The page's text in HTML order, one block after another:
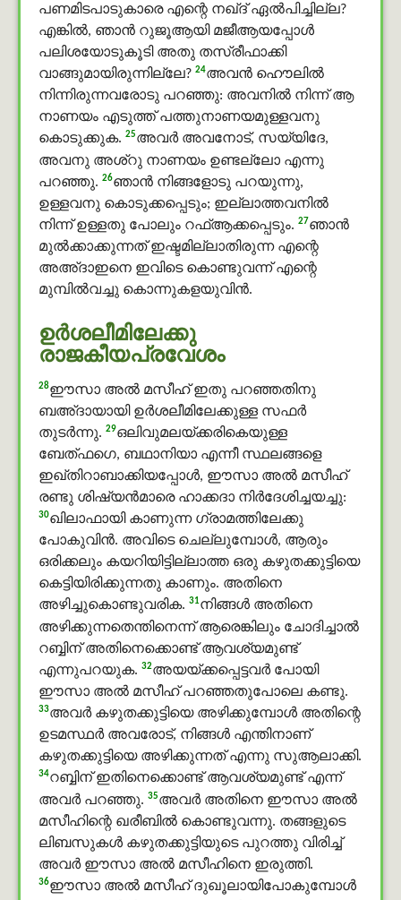
പണമിടപാടുകാരെ എന്റെ നഖ്ദ് ഏല്‍പിച്ചില്ല?
എങ്കില്‍, ഞാന്‍ റുജൂആയി മജീആയപ്പോള്‍
പലിശയോടുകൂടി അതു തസ്രീഫാക്കി
വാങ്ങുമായിരുന്നില്ലേ? 24അവന്‍ ഹൌലിൽ
നിന്നിരുന്നവരോടു പറഞ്ഞു: അവനില്‍ നിന്ന് ആ
നാണയം എടുത്ത് പത്തുനാണയമുള്ളവനു
കൊടുക്കുക. 25അവര്‍ അവനോട്, സയ്യിദേ,
അവനു അശ്റു നാണയം ഉണ്ടല്ലോ എന്നു
പറഞ്ഞു. 26ഞാന്‍ നിങ്ങളോടു പറയുന്നു,
ഉള്ളവനു കൊടുക്കപ്പെടും; ഇല്ലാത്തവനില്‍
നിന്ന് ഉള്ളതു പോലും റഫ്ആക്കപ്പെടും. 27ഞാന്‍
മുൽക്കാക്കുന്നത് ഇഷ്ടമില്ലാതിരുന്ന എന്റെ
അഅ്ദാഇനെ ഇവിടെ കൊണ്ടുവന്ന് എന്റെ
മുമ്പില്‍വച്ചു കൊന്നുകളയുവിന്‍.
ഉർശലീമിലേക്കു
രാജകീയപ്രവേശം
28ഈസാ അൽ മസീഹ് ഇതു പറഞ്ഞതിനു
ബഅ്ദായായി ഉർശലീമിലേക്കുള്ള സഫർ
തുടര്‍ന്നു. 29ഒലിവുമലയ്ക്കരികെയുള്ള
ബേത്ഫഗെ, ബഥാനിയാ എന്നീ സ്ഥലങ്ങളെ
ഇഖ്തിറാബാക്കിയപ്പോള്‍, ഈസാ അൽ മസീഹ്
രണ്ടു ശിഷ്യന്‍മാരെ ഹാക്കദാ നിര്‍ദേശിച്ചയച്ചു:
30ഖിലാഫായി കാണുന്ന ഗ്രാമത്തിലേക്കു
പോകുവിന്‍. അവിടെ ചെല്ലുമ്പോള്‍, ആരും
ഒരിക്കലും കയറിയിട്ടില്ലാത്ത ഒരു കഴുതക്കുട്ടിയെ
കെട്ടിയിരിക്കുന്നതു കാണും. അതിനെ
അഴിച്ചുകൊണ്ടുവരിക. 31നിങ്ങള്‍ അതിനെ
അഴിക്കുന്നതെന്തിനെന്ന് ആരെങ്കിലും ചോദിച്ചാല്‍
റബ്ബിന് അതിനെക്കൊണ്ട് ആവശ്യമുണ്ട്
എന്നുപറയുക. 32അയയ്ക്കപ്പെട്ടവര്‍ പോയി
ഈസാ അൽ മസീഹ് പറഞ്ഞതുപോലെ കണ്ടു.
33അവര്‍ കഴുതക്കുട്ടിയെ അഴിക്കുമ്പോള്‍ അതിന്റെ
ഉടമസ്ഥര്‍ അവരോട്, നിങ്ങള്‍ എന്തിനാണ്
കഴുതക്കുട്ടിയെ അഴിക്കുന്നത് എന്നു സുആലാക്കി.
34റബ്ബിന് ഇതിനെക്കൊണ്ട് ആവശ്യമുണ്ട് എന്ന്
അവര്‍ പറഞ്ഞു. 35അവര്‍ അതിനെ ഈസാ അൽ
മസീഹിന്റെ ഖരീബില്‍ കൊണ്ടുവന്നു. തങ്ങളുടെ
ലിബസുകൾ കഴുതക്കുട്ടിയുടെ പുറത്തു വിരിച്ച്
അവര്‍ ഈസാ അൽ മസീഹിനെ ഇരുത്തി.
36ഈസാ അൽ മസീഹ് ദുഖൂലായിപോകുമ്പോള്‍